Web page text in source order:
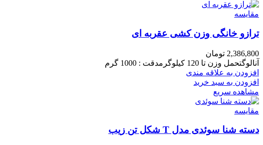
مقایسه
ترازو خانگی وزن کشی عقربه ای
2,386,800 تومان
آنالوگتحمل وزن تا 120 کیلوگرمدقت : 1000 گرم
افزودن به علاقه مندی
افزودن به سبد خرید
مشاهده سریع
مقایسه
دسته شنا سوئدی مدل T شکل تن زیب